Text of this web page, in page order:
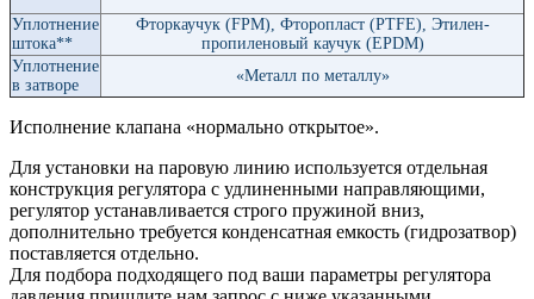
Уплотнение
штока**
Фторкаучук (FPM), Фторопласт (PTFE), Этилен-
пропиленовый каучук (EPDM)
Уплотнение
в затворе
«Металл по металлу»
Исполнение клапана «нормально открытое».
Для установки на паровую линию используется отдельная
конструкция регулятора с удлиненными направляющими,
регулятор устанавливается строго пружиной вниз,
дополнительно требуется конденсатная емкость (гидрозатвор)
поставляется отдельно.
Для подбора подходящего под ваши параметры регулятора